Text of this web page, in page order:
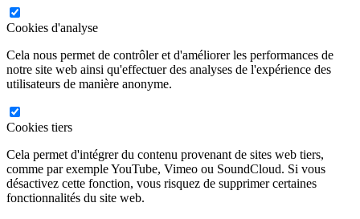
Cookies d'analyse
Cela nous permet de contrôler et d'améliorer les performances de
notre site web ainsi qu'effectuer des analyses de l'expérience des
utilisateurs de manière anonyme.
Cookies tiers
Cela permet d'intégrer du contenu provenant de sites web tiers,
comme par exemple YouTube, Vimeo ou SoundCloud. Si vous
désactivez cette fonction, vous risquez de supprimer certaines
fonctionnalités du site web.